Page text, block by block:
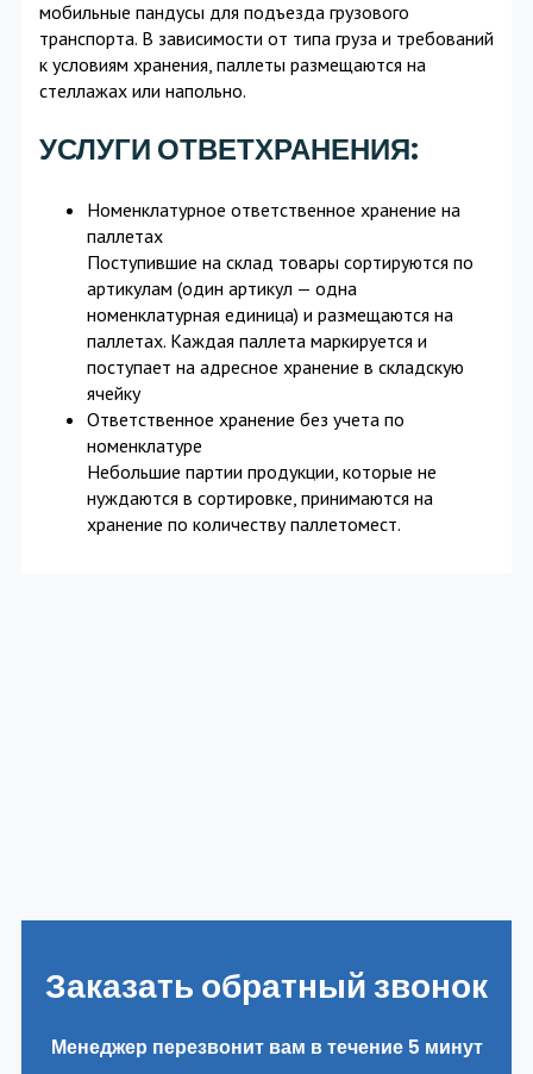
мобильные пандусы для подъезда грузового
транспорта. В зависимости от типа груза и требований
к условиям хранения, паллеты размещаются на
стеллажах или напольно.
УСЛУГИ ОТВЕТХРАНЕНИЯ:
Номенклатурное ответственное хранение на
паллетах
Поступившие на склад товары сортируются по
артикулам (один артикул — одна
номенклатурная единица) и размещаются на
паллетах. Каждая паллета маркируется и
поступает на адресное хранение в складскую
ячейку
Ответственное хранение без учета по
номенклатуре
Небольшие партии продукции, которые не
нуждаются в сортировке, принимаются на
хранение по количеству паллетомест.
Заказать обратный звонок
Менеджер перезвонит вам в течение 5 минут